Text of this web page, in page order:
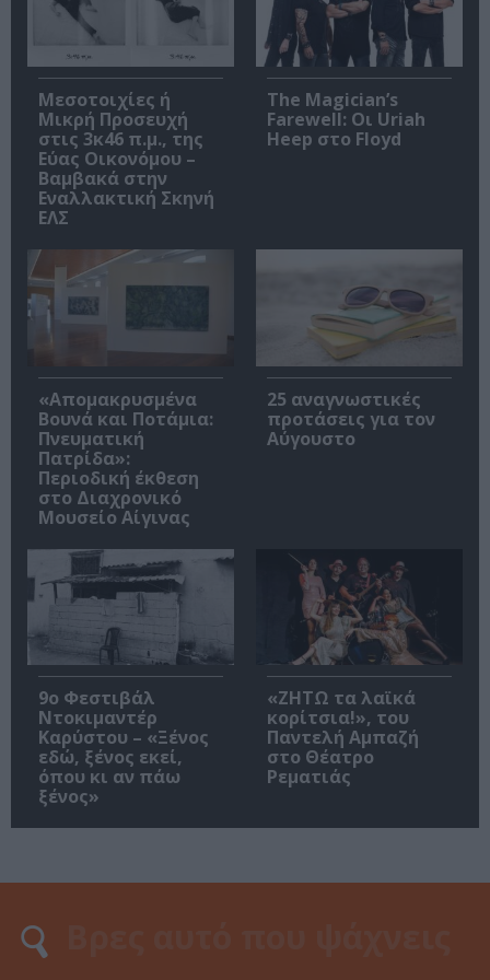
Μεσοτοιχίες ή
Μικρή Προσευχή
στις 3κ46 π.μ., της
Εύας Οικονόμου –
Βαμβακά στην
Εναλλακτική Σκηνή
ΕΛΣ
The Magician’s
Farewell: Οι Uriah
Heep στο Floyd
«Απομακρυσμένα
Βουνά και Ποτάμια:
Πνευματική
Πατρίδα»:
Περιοδική έκθεση
στο Διαχρονικό
Μουσείο Αίγινας
25 αναγνωστικές
προτάσεις για τον
Αύγουστο
9ο Φεστιβάλ
Ντοκιμαντέρ
Καρύστου – «Ξένος
εδώ, ξένος εκεί,
όπου κι αν πάω
ξένος»
«ΖΗΤΩ τα λαϊκά
κορίτσια!», του
Παντελή Αμπαζή
στο Θέατρο
Ρεματιάς